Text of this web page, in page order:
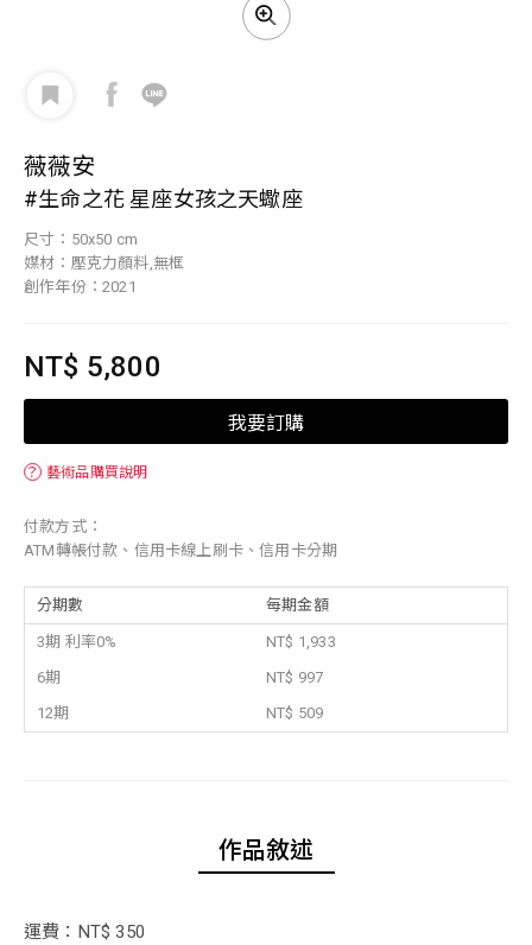
薇薇安
#生命之花 星座女孩之天蠍座
尺寸：50x50 cm
媒材：壓克力顏料,無框
創作年份：2021
NT$ 5,800
我要訂購
？ 藝術品購買說明
付款方式：
ATM轉帳付款、信用卡線上刷卡、信用卡分期
分期數 每期金額
3期 利率0%
NT$ 1,933
6期
NT$ 997
12期
NT$ 509
作品敘述
運費：NT$ 350